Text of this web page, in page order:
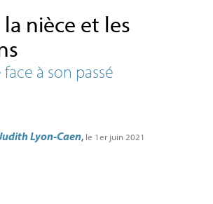
nièce et les
à son passé
Lyon-Caen, le 1er juin 2021